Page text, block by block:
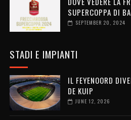
SUPERCOPPA DI
SEPTEMBER 20, 2024
STADI E IMPIANTI
IL FEYENOORD
DE KUIP
JUNE 12, 2026